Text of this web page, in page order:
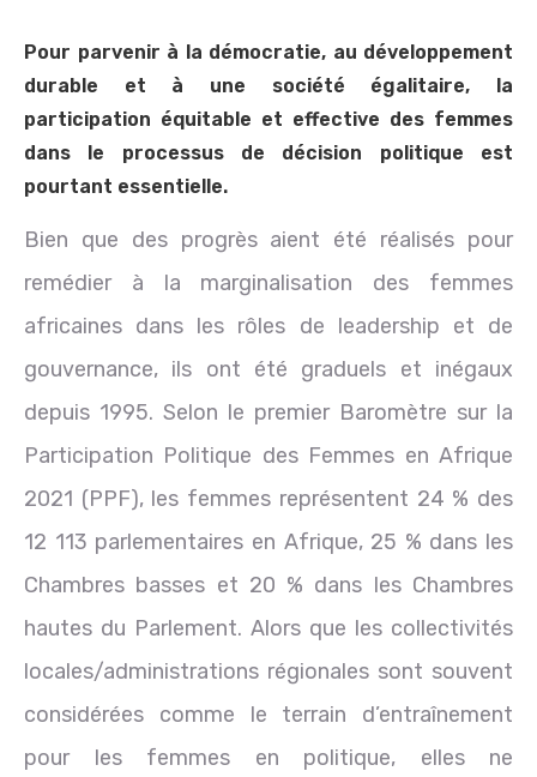
Pour parvenir à la démocratie, au développement
durable et à une société égalitaire, la
participation équitable et effective des femmes
dans le processus de décision politique est
pourtant essentielle.
Bien que des progrès aient été réalisés pour
remédier à la marginalisation des femmes
africaines dans les rôles de leadership et de
gouvernance, ils ont été graduels et inégaux
depuis 1995. Selon le premier Baromètre sur la
Participation Politique des Femmes en Afrique
2021 (PPF), les femmes représentent 24 % des
12 113 parlementaires en Afrique, 25 % dans les
Chambres basses et 20 % dans les Chambres
hautes du Parlement. Alors que les collectivités
locales/administrations régionales sont souvent
considérées comme le terrain d’entraînement
pour les femmes en politique, elles ne